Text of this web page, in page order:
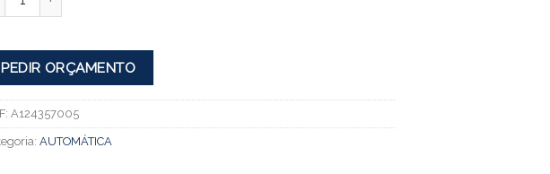
PEDIR ORÇAMENTO
A124357005
AUTOMÁTICA